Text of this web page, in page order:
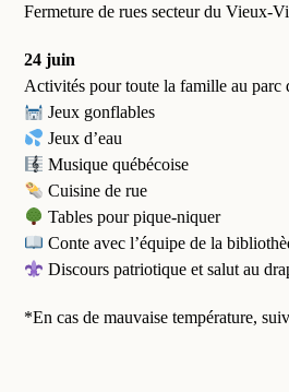
Fermeture de rues secteur du Vieux-
24 juin
Activités pour toute la famille au parc
Jeux gonflables
Jeux d’eau
Musique québécoise
Cuisine de rue
Tables pour pique-niquer
Conte avec l’équipe de la
Discours patriotique et salut au
*En cas de mauvaise température,